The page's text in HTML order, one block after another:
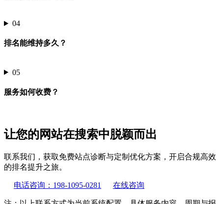
04
排名能维持多久？
05
服务如何收费？
让您的网站在搜索中脱颖而出
联系我们，获取免费站点诊断与定制优化方案，开启合规高效
的排名提升之旅。
电话咨询：198-1095-0281 在线咨询